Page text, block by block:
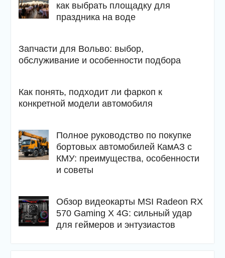
как выбрать площадку для
праздника на воде
Запчасти для Вольво: выбор,
обслуживание и особенности подбора
Как понять, подходит ли фаркоп к
конкретной модели автомобиля
Полное руководство по покупке
бортовых автомобилей КамАЗ с
КМУ: преимущества, особенности
и советы
Обзор видеокарты MSI Radeon RX
570 Gaming X 4G: сильный удар
для геймеров и энтузиастов